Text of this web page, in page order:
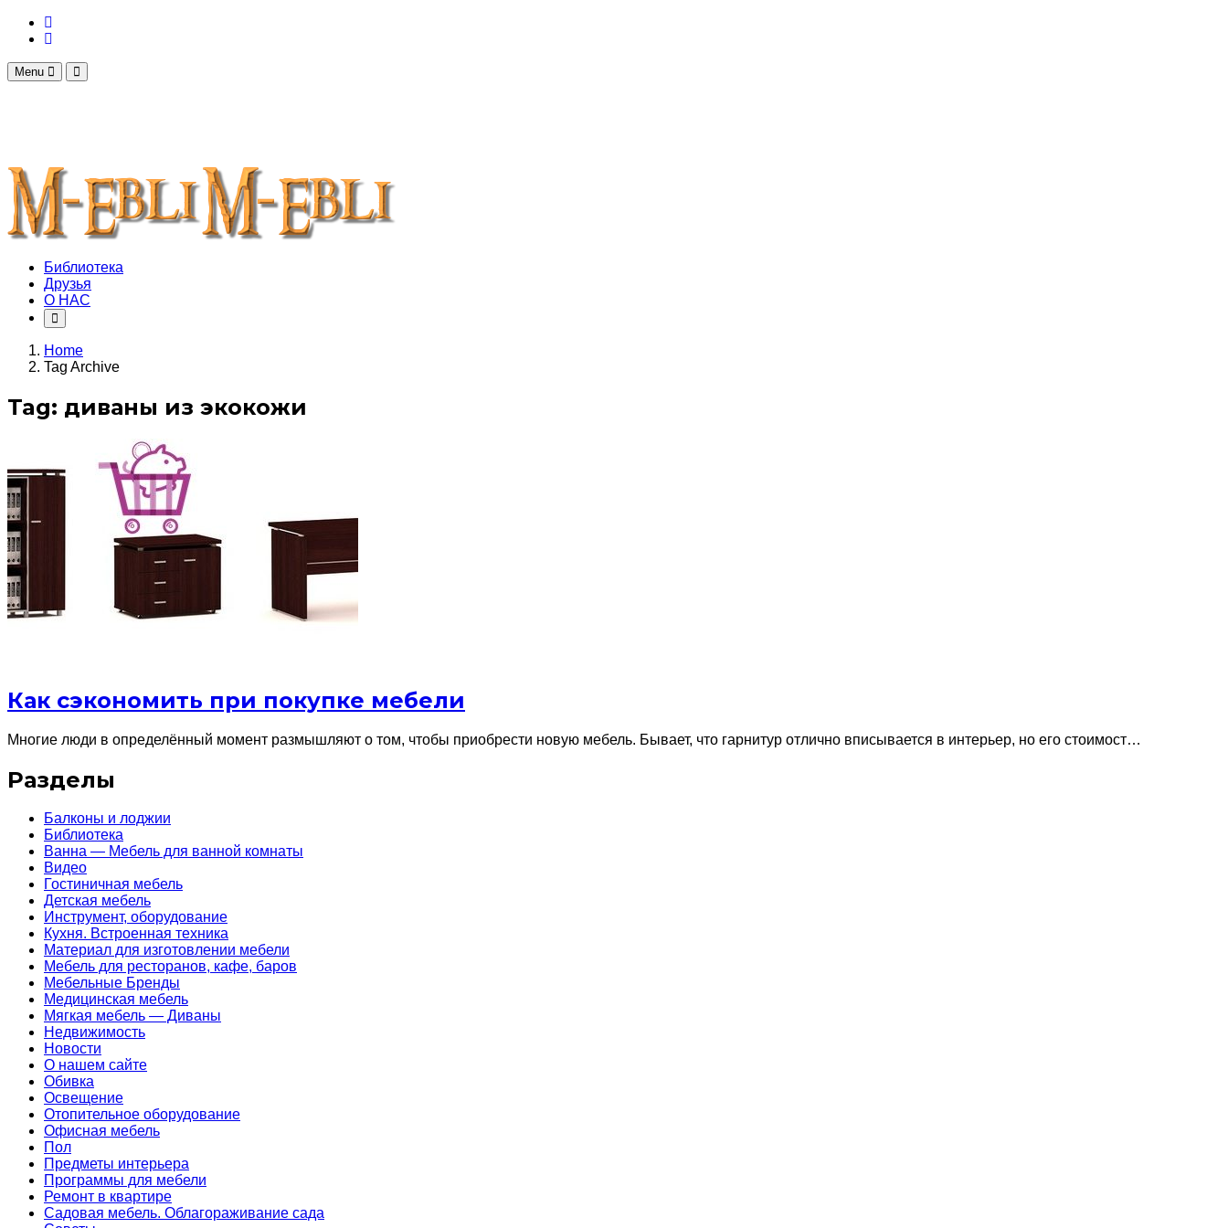
Menu
Библиотека
Друзья
О НАС
Home
Tag Archive
Tag: диваны из экокожи
Как сэкономить при покупке мебели
Многие люди в определённый момент размышляют о том, чтобы приобрести новую мебель. Бывает, что гарнитур отлично вписывается в интерьер, но его стоимост…
Разделы
Балконы и лоджии
Библиотека
Ванна — Мебель для ванной комнаты
Видео
Гостиничная мебель
Детская мебель
Инструмент, оборудование
Кухня. Встроенная техника
Материал для изготовлении мебели
Мебель для ресторанов, кафе, баров
Мебельные Бренды
Медицинская мебель
Мягкая мебель — Диваны
Недвижимость
Новости
О нашем сайте
Обивка
Освещение
Отопительное оборудование
Офисная мебель
Пол
Предметы интерьера
Программы для мебели
Ремонт в квартире
Садовая мебель. Облагораживание сада